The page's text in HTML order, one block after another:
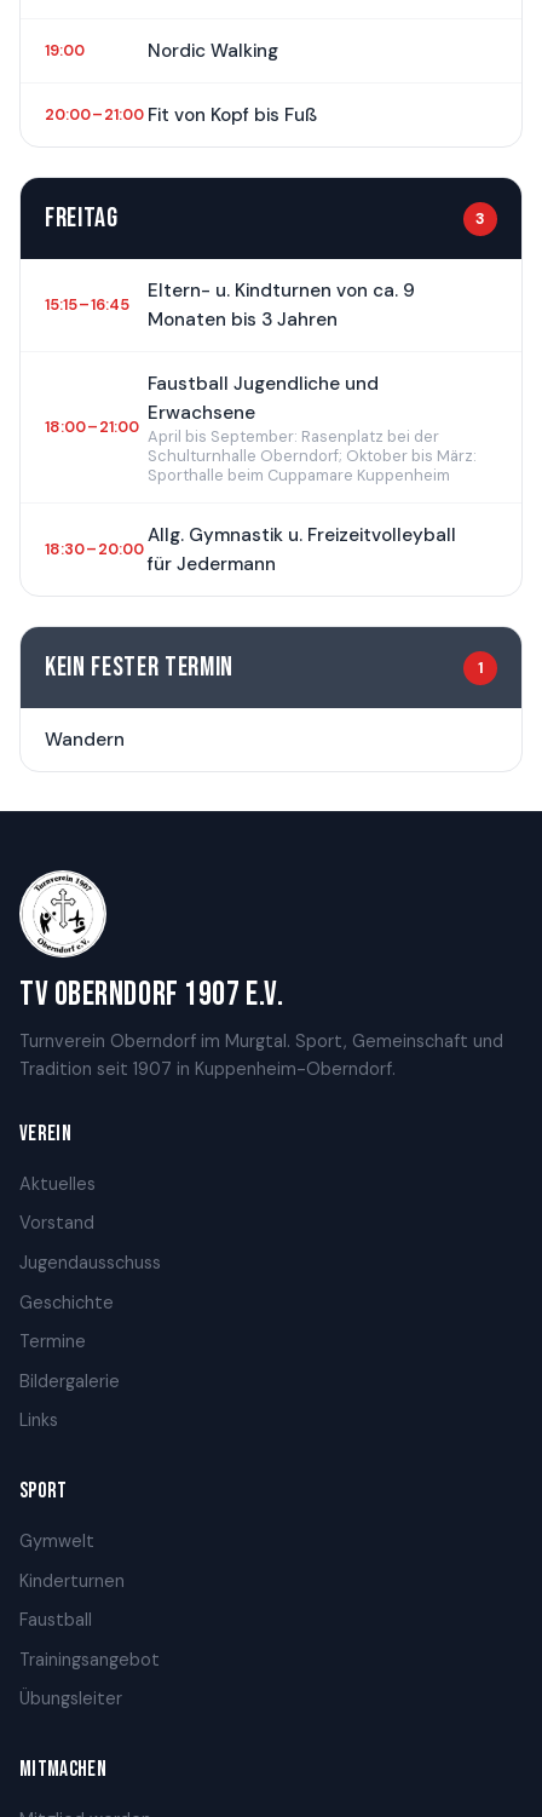
19:00 Nordic Walking
20:00 – 21:00 Fit von Kopf bis Fuß
FREITAG 3
15:15 – 16:45
Eltern- u. Kindturnen von ca. 9
Monaten bis 3 Jahren
18:00 – 21:00
Faustball Jugendliche und
Erwachsene
April bis September: Rasenplatz bei der
Schulturnhalle Oberndorf; Oktober bis März:
Sporthalle beim Cuppamare Kuppenheim
18:30 – 20:00
Allg. Gymnastik u. Freizeitvolleyball
für Jedermann
KEIN FESTER TERMIN 1
Wandern
TV Oberndorf 1907 e.V.
Turnverein Oberndorf im Murgtal. Sport, Gemeinschaft und
Tradition seit 1907 in Kuppenheim-Oberndorf.
VEREIN
Aktuelles
Vorstand
Jugendausschuss
Geschichte
Termine
Bildergalerie
Links
SPORT
Gymwelt
Kinderturnen
Faustball
Trainingsangebot
Übungsleiter
MITMACHEN